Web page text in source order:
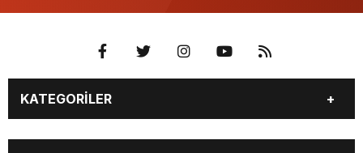
KATEGORİLER
EĞİTİM EKONOMİ